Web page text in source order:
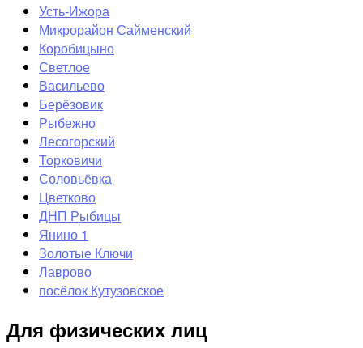
Усть-Ижора
Микрорайон Сайменский
Коробицыно
Светлое
Васильево
Берёзовик
Рыбежно
Лесогорский
Торковичи
Соловьёвка
Цветково
ДНП Рыбицы
Янино 1
Золотые Ключи
Лаврово
посёлок Кутузовское
Для физических лиц